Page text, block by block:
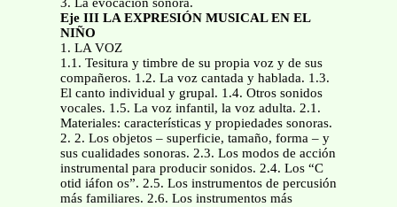
3. La evocación sonora.
Eje III LA EXPRESIÓN MUSICAL EN EL
NIÑO
1. LA VOZ
1.1. Tesitura y timbre de su propia voz y de sus
compañeros. 1.2. La voz cantada y hablada. 1.3.
El canto individual y grupal. 1.4. Otros sonidos
vocales. 1.5. La voz infantil, la voz adulta. 2.1.
Materiales: características y propiedades sonoras.
2. 2. Los objetos – superficie, tamaño, forma – y
sus cualidades sonoras. 2.3. Los modos de acción
instrumental para producir sonidos. 2.4. Los “C
otid iáfon os”. 2.5. Los instrumentos de percusión
más familiares. 2.6. Los instrumentos más